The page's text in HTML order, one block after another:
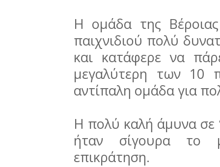
Η ομάδα της
παιχνιδιού πολύ
και κατάφερε να
μεγαλύτερη των 10
αντίπαλη ομάδα για
Η πολύ καλή άμυνα σε
ήταν σίγουρα το
επικράτηση.